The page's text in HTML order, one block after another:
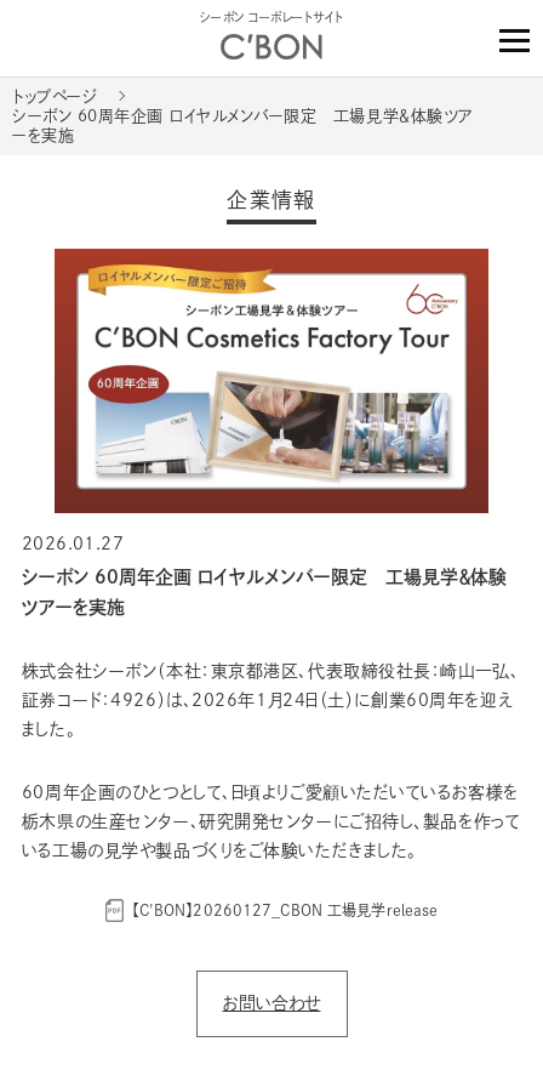
シーボン コーポレートサイト
トップページ
シーボン 60周年企画 ロイヤルメンバー限定 工場見学＆体験ツア
ーを実施
企業情報
2026.01.27
シーボン 60周年企画 ロイヤルメンバー限定 工場見学＆体験
ツアーを実施
株式会社シーボン（本社：東京都港区､代表取締役社長：崎山一弘､
証券コード：4926）は､2026年1月24日（土）に創業60周年を迎え
ました。
60周年企画のひとつとして､日頃よりご愛顧いただいているお客様を
栃木県の生産センター､研究開発センターにご招待し、製品を作って
いる工場の見学や製品づくりをご体験いただきました。
【C'BON】20260127_CBON 工場見学release
お問い合わせ